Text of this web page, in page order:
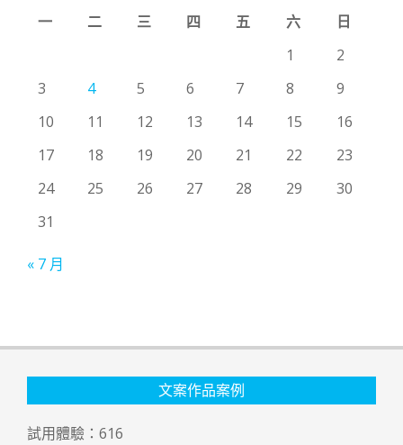
一
二 三 四 五 六
日
1
2
3
4 5 6 7 8
9
10
11 12 13 14 15
16
17
18 19 20 21 22
23
24
25 26 27 28 29
30
31
« 7 月
文案作品案例
試用體驗： 616